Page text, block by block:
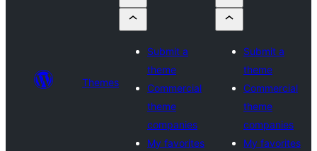
Themes
Submit a
theme
Commercial
theme
companies
My favorites
Submit a
theme
Commercial
theme
companies
My favorites